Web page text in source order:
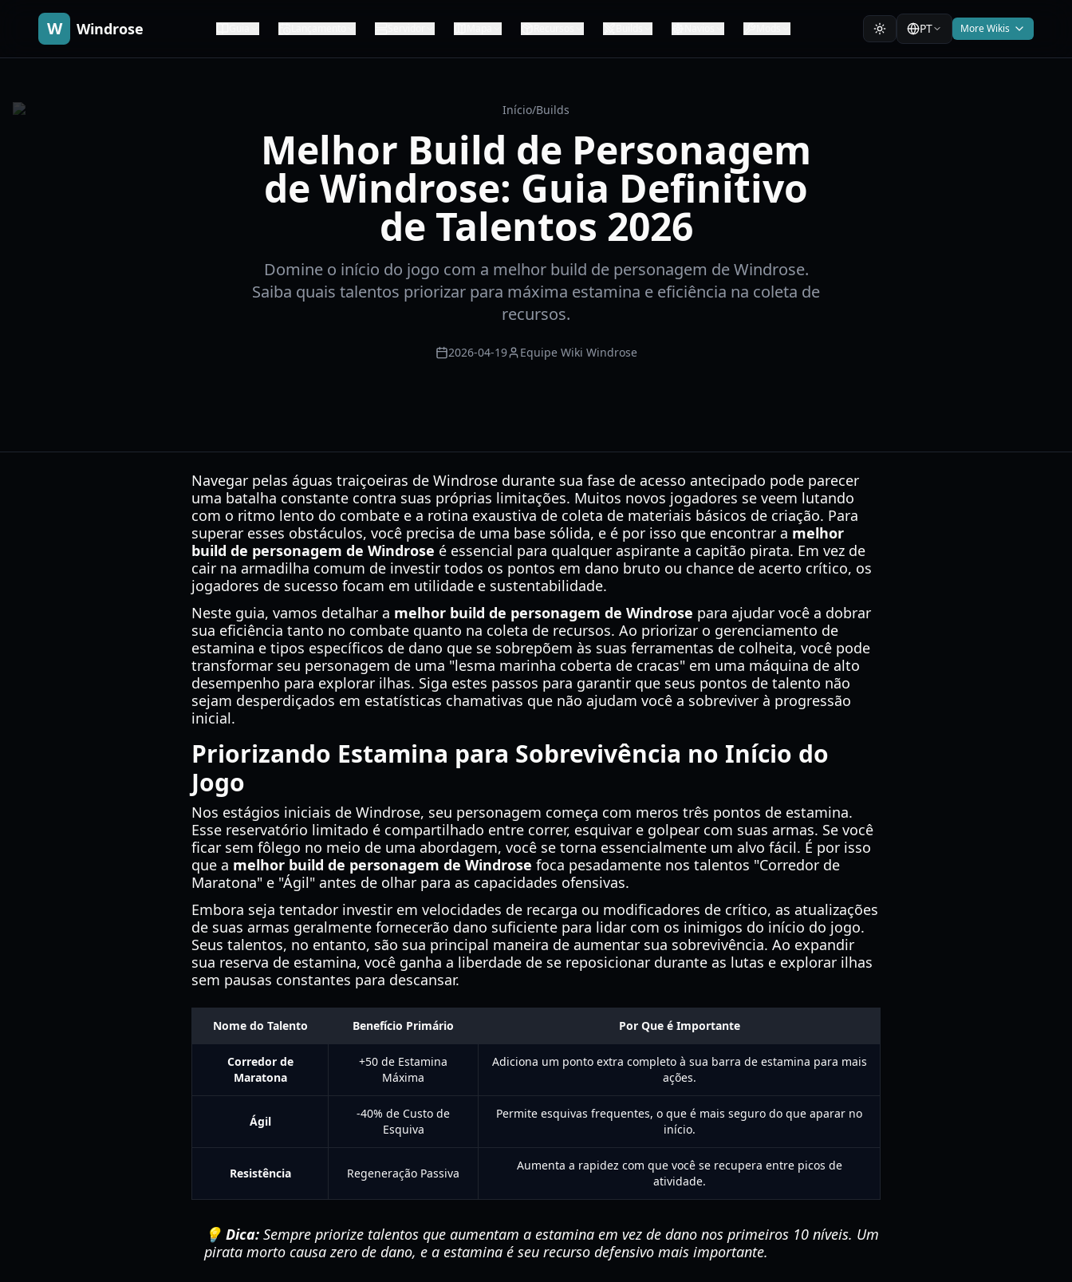
W Windrose PT More Wikis
Início/Builds
Melhor Build de Personagem
de Windrose: Guia Definitivo
de Talentos 2026
Domine o início do jogo com a melhor build de personagem de Windrose.
Saiba quais talentos priorizar para máxima estamina e eficiência na coleta de
recursos.
2026-04-19 Equipe Wiki Windrose
Navegar pelas águas traiçoeiras de Windrose durante sua fase de acesso antecipado pode parecer
uma batalha constante contra suas próprias limitações. Muitos novos jogadores se veem lutando
com o ritmo lento do combate e a rotina exaustiva de coleta de materiais básicos de criação. Para
superar esses obstáculos, você precisa de uma base sólida, e é por isso que encontrar a melhor
build de personagem de Windrose é essencial para qualquer aspirante a capitão pirata. Em vez de
cair na armadilha comum de investir todos os pontos em dano bruto ou chance de acerto crítico, os
jogadores de sucesso focam em utilidade e sustentabilidade.
Neste guia, vamos detalhar a melhor build de personagem de Windrose para ajudar você a dobrar
sua eficiência tanto no combate quanto na coleta de recursos. Ao priorizar o gerenciamento de
estamina e tipos específicos de dano que se sobrepõem às suas ferramentas de colheita, você pode
transformar seu personagem de uma "lesma marinha coberta de cracas" em uma máquina de alto
desempenho para explorar ilhas. Siga estes passos para garantir que seus pontos de talento não
sejam desperdiçados em estatísticas chamativas que não ajudam você a sobreviver à progressão
inicial.
Priorizando Estamina para Sobrevivência no Início do
Jogo
Nos estágios iniciais de Windrose, seu personagem começa com meros três pontos de estamina.
Esse reservatório limitado é compartilhado entre correr, esquivar e golpear com suas armas. Se você
ficar sem fôlego no meio de uma abordagem, você se torna essencialmente um alvo fácil. É por isso
que a melhor build de personagem de Windrose foca pesadamente nos talentos "Corredor de
Maratona" e "Ágil" antes de olhar para as capacidades ofensivas.
Embora seja tentador investir em velocidades de recarga ou modificadores de crítico, as atualizações
de suas armas geralmente fornecerão dano suficiente para lidar com os inimigos do início do jogo.
Seus talentos, no entanto, são sua principal maneira de aumentar sua sobrevivência. Ao expandir
sua reserva de estamina, você ganha a liberdade de se reposicionar durante as lutas e explorar ilhas
sem pausas constantes para descansar.
Nome do Talento Benefício Primário Por Que é Importante
Corredor de
Maratona
+50 de Estamina
Máxima
Adiciona um ponto extra completo à sua barra de estamina para mais
ações.
Ágil
-40% de Custo de
Esquiva
Permite esquivas frequentes, o que é mais seguro do que aparar no
início.
Resistência Regeneração Passiva
Aumenta a rapidez com que você se recupera entre picos de
atividade.
💡 Dica: Sempre priorize talentos que aumentam a estamina em vez de dano nos primeiros 10 níveis. Um
pirata morto causa zero de dano, e a estamina é seu recurso defensivo mais importante.